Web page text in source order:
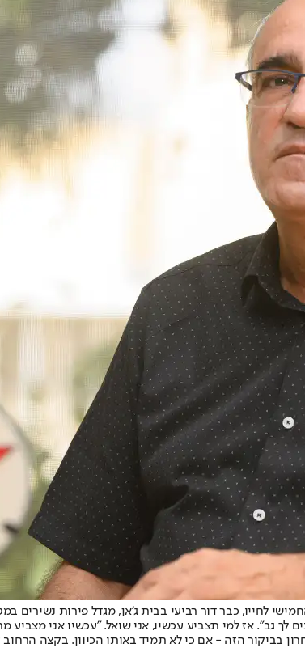
לחייו, כבר דור רביעי בבית ג'אן, מגדל פירות נשירים
לך גב". אז למי תצביע עכשיו, אני שואל. "עכשיו אני